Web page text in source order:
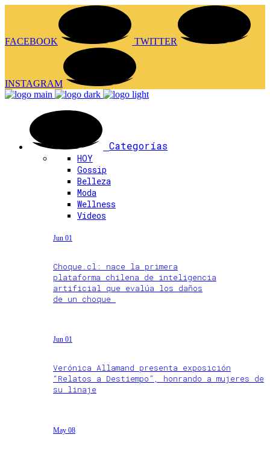
FACEBOOK TWITTER
INSTAGRAM
Categorías
HOY
Gossip
Belleza
Moda
Wellness
Videos
Jun 01
Choque.cl: nace la primera
plataforma chilena de inteligencia
artificial que evalúa los daños
de un choque
Jun 01
Verónica Allamand presenta exposición
“Relatos a Destiempo”, honrando a mujeres de
su linaje
May 08